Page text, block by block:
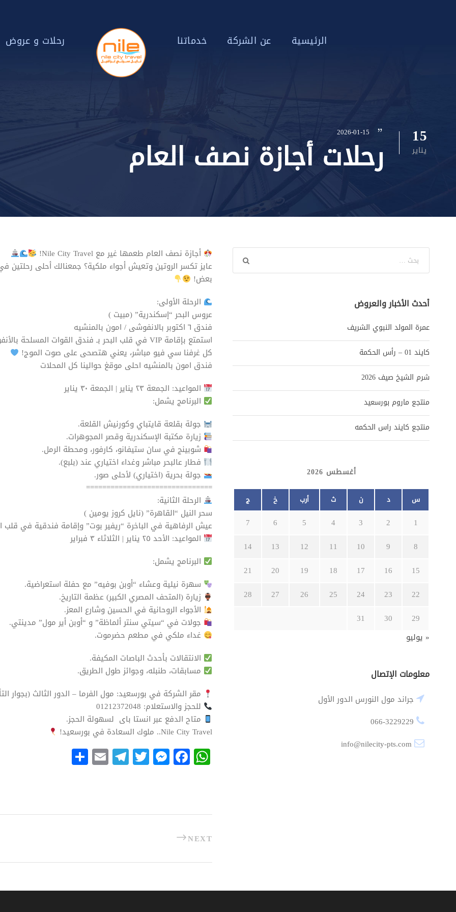
الرئيسية عن الشركة خدماتنا رحلات و عروض
15
يناير
2026-01-15
رحلات أجازة نصف العام
أجازة نصف العام طعمها غير مع Nile City Travel!
عايز تكسر الروتين وتعيش أجواء ملكية؟ جمعنالك أحلى رحلتين
بعض!
الرحلة الأولى:
عروس البحر “إسكندرية” (مبيت )
فندق ٦ اكتوبر بالانفوشى / امون بالمنشيه
استمتع بإقامة VIP في قلب البحر بـ فندق القوات المسلحة بالأنفوشي
كل غرفنا سي فيو مباشر، يعني هتصحى على صوت الموج!
فندق امون بالمنشيه احلى موقغ حوالينا كل المحلات
المواعيد: الجمعة ٢٣ يناير | الجمعة ٣٠ يناير
البرنامج يشمل:
جولة بقلعة قايتباي وكورنيش القلعة.
زيارة مكتبة الإسكندرية وقصر المجوهرات.
شوبينج في سان ستيفانو، كارفور، ومحطة الرمل.
فطار عالبحر مباشر وغداء اختياري عند (بلبع).
جولة بحرية (اختياري) لأحلى صور.
===============================
الرحلة الثانية:
سحر النيل “القاهرة” (نايل كروز يومين )
عيش الرفاهية في الباخرة “ريفير بوت” وإقامة فندقية في قلب
المواعيد: الأحد ٢٥ يناير | الثلاثاء ٣ فبراير
البرنامج يشمل:
سهرة نيلية وعشاء “أوبن بوفيه” مع حفلة استعراضية.
زيارة (المتحف المصري الكبير) عظمة التاريخ.
الأجواء الروحانية في الحسين وشارع المعز.
جولات في “سيتي سنتر ألماظة” و “أوبن أير مول” مدينتي.
غداء ملكي في مطعم حضرموت.
الانتقالات بأحدث الباصات المكيفة.
مسابقات، طنبله، وجوائز طول الطريق.
مقر الشركة في بورسعيد: مول الفرما – الدور الثالث (بجوار
للحجز والاستعلام: 01212372048
متاح الدفع عبر انستا باى لسهولة الحجز.
Nile City Travel.. ملوك السعادة في بورسعيد!
W
ha
pp
Fa
ce
M
es
er
T
wi
Te
le
m
E
m
S
ha
NEXT
أحدث الأخبار والعروض
عمرة المولد النبوي الشريف
كايند 01 – رأس الحكمة
شرم الشيخ صيف 2026
منتجع ماروم بورسعيد
منتجع كايند راس الحكمه
أغسطس 2026
س د ن ث أرب خ ج
1
2
3
4
5
6
7
8
9
10
11
12
13
14
15
16
17
18
19
20
21
22
23
24
25
26
27
28
29
30
31
« يوليو
معلومات الإتصال
جراند مول النورس الدور الأول